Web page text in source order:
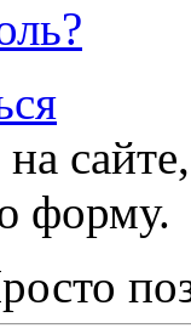
форму.